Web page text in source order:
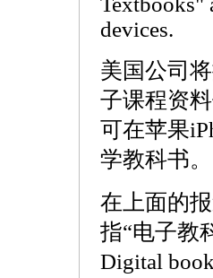
devices.
美国公司
子课程资
可在苹果
学教科书。
在上面的报
指“电子教
Digital